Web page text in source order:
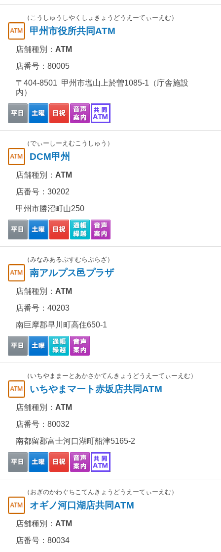
（こうしゅうしやくしょきょうどうえーてぃーえむ）
甲州市役所共同ATM
店舗種別： ATM
店番号：80005
〒404-8501 甲州市塩山上於曽1085-1（庁舎施設
内）
（でぃーしーえむこうしゅう）
DCM甲州
店舗種別： ATM
店番号：30202
甲州市勝沼町山250
（みなみあるぷすむらぷらざ）
南アルプス邑プラザ
店舗種別： ATM
店番号：40203
南巨摩郡早川町高住650-1
（いちやままーとあかさかてんきょうどうえーてぃーえむ）
いちやまマート赤坂店共同ATM
店舗種別： ATM
店番号：80032
南都留郡富士河口湖町船津5165-2
（おぎのかわぐちこてんきょうどうえーてぃーえむ）
オギノ河口湖店共同ATM
店舗種別： ATM
店番号：80034